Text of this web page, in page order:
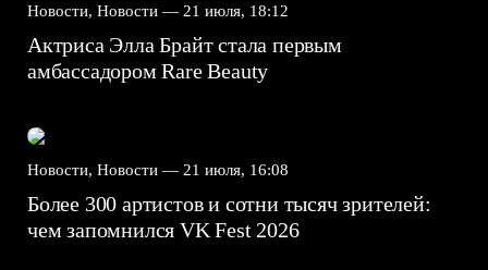
Новости, Новости — 21 июля, 18:12
Актриса Элла Брайт стала первым
амбассадором Rare Beauty
Новости, Новости — 21 июля, 16:08
Более 300 артистов и сотни тысяч зрителей:
чем запомнился VK Fest 2026